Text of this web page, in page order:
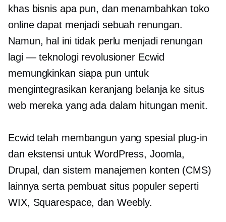
khas bisnis apa pun, dan menambahkan toko
online dapat menjadi sebuah renungan.
Namun, hal ini tidak perlu menjadi renungan
lagi — teknologi revolusioner Ecwid
memungkinkan siapa pun untuk
mengintegrasikan keranjang belanja ke situs
web mereka yang ada dalam hitungan menit.
Ecwid telah membangun yang spesial plug-in
dan ekstensi untuk WordPress, Joomla,
Drupal, dan sistem manajemen konten (CMS)
lainnya serta pembuat situs populer seperti
WIX, Squarespace, dan Weebly.